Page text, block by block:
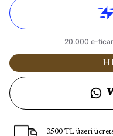
3500 TL üzeri